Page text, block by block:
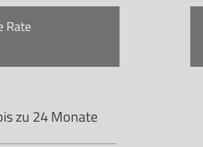
Rate
zu 24 Monate